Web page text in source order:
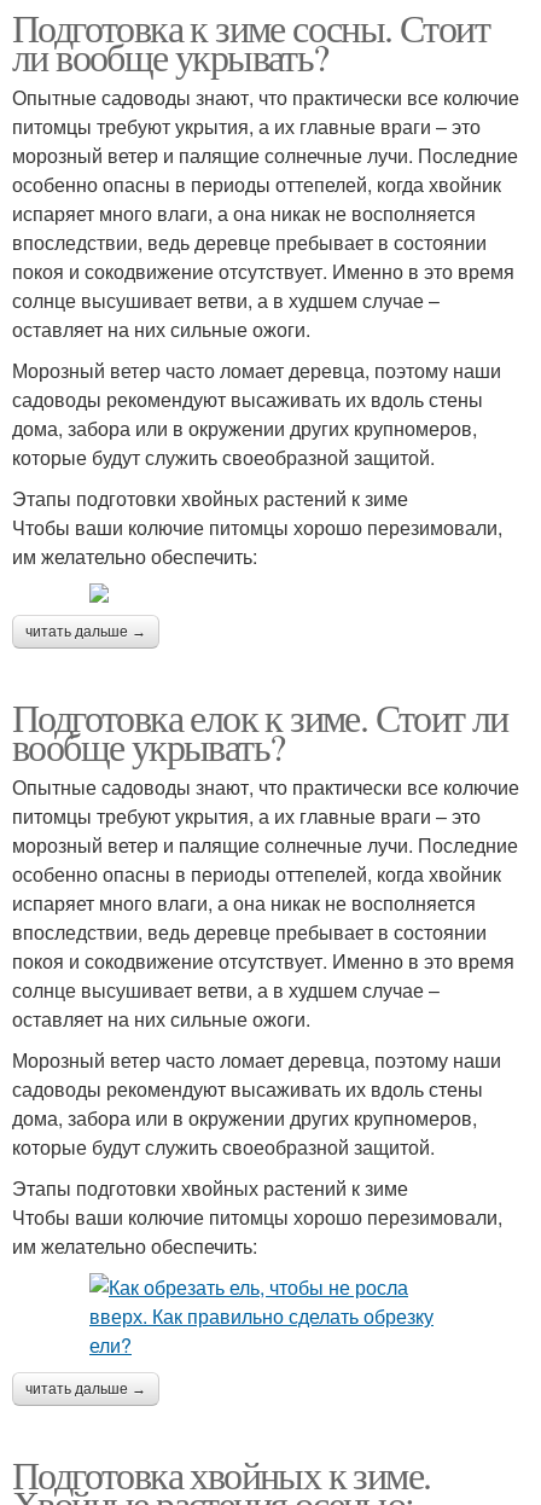
Подготовка к зиме сосны. Стоит
ли вообще укрывать?
Опытные садоводы знают, что практически все колючие
питомцы требуют укрытия, а их главные враги – это
морозный ветер и палящие солнечные лучи. Последние
особенно опасны в периоды оттепелей, когда хвойник
испаряет много влаги, а она никак не восполняется
впоследствии, ведь деревце пребывает в состоянии
покоя и сокодвижение отсутствует. Именно в это время
солнце высушивает ветви, а в худшем случае –
оставляет на них сильные ожоги.
Морозный ветер часто ломает деревца, поэтому наши
садоводы рекомендуют высаживать их вдоль стены
дома, забора или в окружении других крупномеров,
которые будут служить своеобразной защитой.
Этапы подготовки хвойных растений к зиме
Чтобы ваши колючие питомцы хорошо перезимовали,
им желательно обеспечить:
читать дальше →
Подготовка елок к зиме. Стоит ли
вообще укрывать?
Опытные садоводы знают, что практически все колючие
питомцы требуют укрытия, а их главные враги – это
морозный ветер и палящие солнечные лучи. Последние
особенно опасны в периоды оттепелей, когда хвойник
испаряет много влаги, а она никак не восполняется
впоследствии, ведь деревце пребывает в состоянии
покоя и сокодвижение отсутствует. Именно в это время
солнце высушивает ветви, а в худшем случае –
оставляет на них сильные ожоги.
Морозный ветер часто ломает деревца, поэтому наши
садоводы рекомендуют высаживать их вдоль стены
дома, забора или в окружении других крупномеров,
которые будут служить своеобразной защитой.
Этапы подготовки хвойных растений к зиме
Чтобы ваши колючие питомцы хорошо перезимовали,
им желательно обеспечить:
читать дальше →
Подготовка хвойных к зиме.